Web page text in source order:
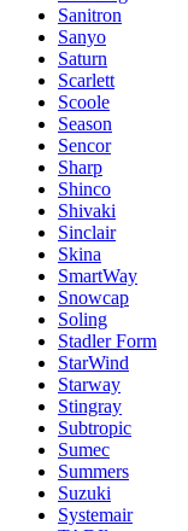
Sanitron
Sanyo
Saturn
Scarlett
Scoole
Season
Sencor
Sharp
Shinco
Shivaki
Sinclair
Skina
SmartWay
Snowcap
Soling
Stadler Form
StarWind
Starway
Stingray
Subtropic
Sumec
Summers
Suzuki
Systemair